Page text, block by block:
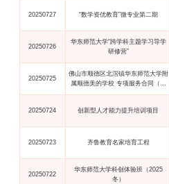
20250727 “数学资优教育”微专业第二期
20250726
华东师范大学“跨学科主题学习导学
研修营”
20250725
佛山市顺德区北滘镇华东师范大学附
属顺德美的学校 专项服务合同（科
学冬令营项目）
20250724 创新型人才能力提升培训项目
20250723 齐鲁教育名家培育工程
20250722
华东师范大学科创体验班（2025
冬）